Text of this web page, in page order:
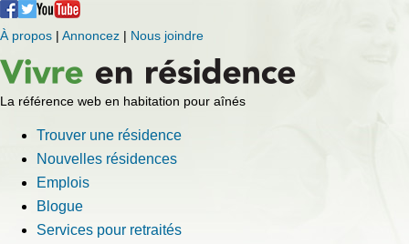
À propos | Annoncez | Nous joindre
La référence web en habitation pour aînés
Trouver une résidence
Nouvelles résidences
Emplois
Blogue
Services pour retraités